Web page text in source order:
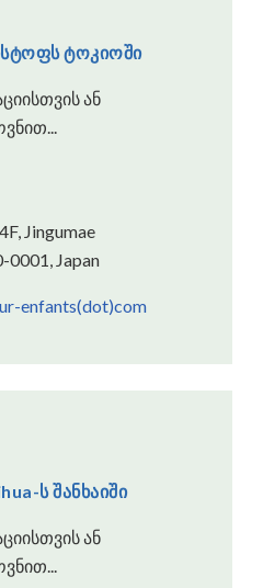
ტოკიოში
ან
Jingumae
0001, Japan
enfants(dot)com
ს შანხაიში
ან